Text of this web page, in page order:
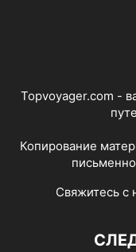
Topvoyager.com -
Копирование
Свяжитесь с